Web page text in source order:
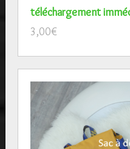
téléchargement
3,00€